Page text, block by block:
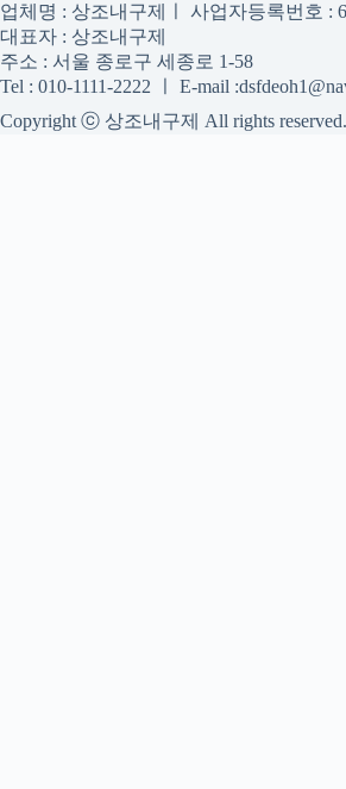
업체명 : 상조내구제ㅣ 사업자등록번호 :
대표자 : 상조내구제
주소 : 서울 종로구 세종로 1-58
Tel : 010-1111-2222 ㅣ E-mail
Copyright ⓒ 상조내구제 All rights reserved.